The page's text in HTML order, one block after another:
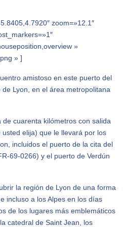
zoom=»12.1″
»
» ]
amistoso en este puerto del
Lyon, en el área metropolitana
cuarenta kilómetros con salida
elija) que le llevará por los
incluidos el puerto de la cita del
69-0266) y el puerto de Verdún
la región de Lyon de una forma
incluso a los Alpes en los días
de los lugares más emblemáticos
catedral de Saint Jean, los